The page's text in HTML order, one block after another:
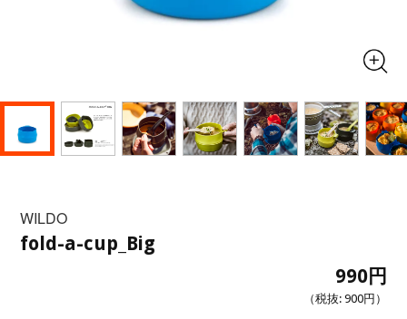
WILDO
fold-a-cup_Big
990円
（税抜: 900円 ）